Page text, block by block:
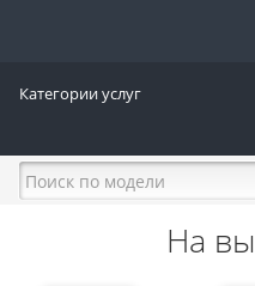
Категории услуг
На